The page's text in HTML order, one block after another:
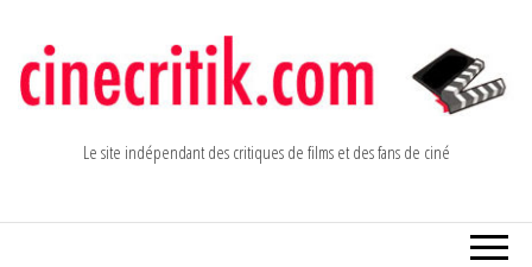
contenu
Le site indépendant des critiques de films et des fans de ciné